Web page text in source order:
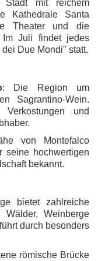
Stadt mit reichem
Kathedrale Santa
Theater und die
​Im Juli findet jedes
Due Mondi" statt.
:
Die Region um
Sagrantino-Wein.
und
von Montefalco
seine hochwertigen
bekannt.
bietet zahlreiche
Weinberge
durch besonders
römische Brücke